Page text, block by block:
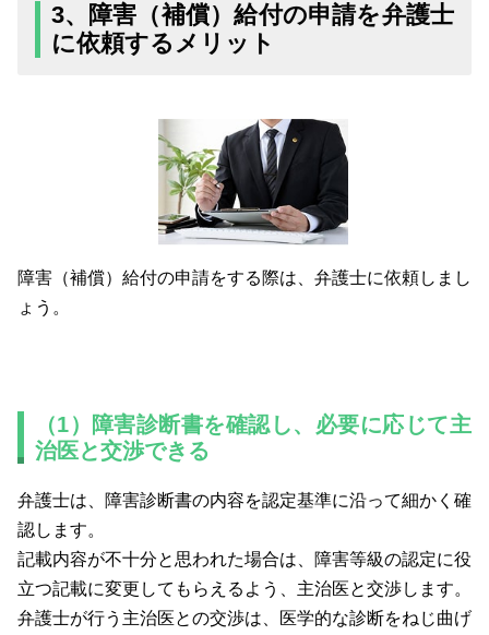
3、障害（補償）給付の申請を弁護士
に依頼するメリット
障害（補償）給付の申請をする際は、弁護士に依頼しまし
ょう。
（1）障害診断書を確認し、必要に応じて主
治医と交渉できる
弁護士は、障害診断書の内容を認定基準に沿って細かく確
認します。
記載内容が不十分と思われた場合は、障害等級の認定に役
立つ記載に変更してもらえるよう、主治医と交渉します。
弁護士が行う主治医との交渉は、医学的な診断をねじ曲げ